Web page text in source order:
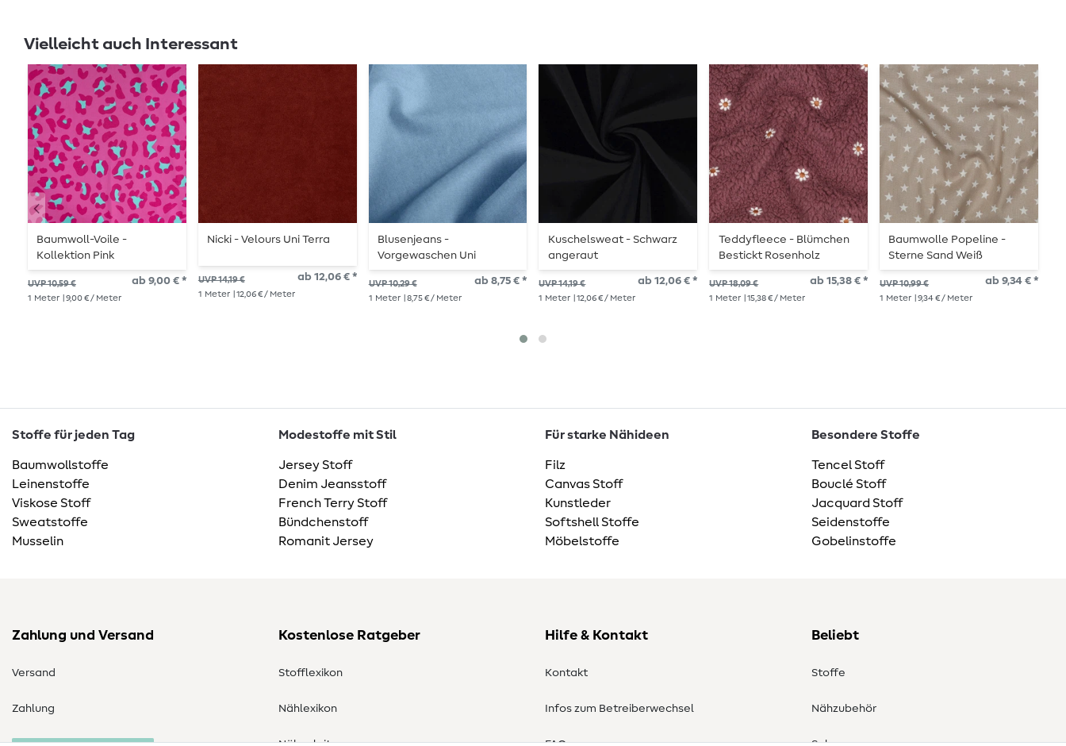
Vielleicht auch Interessant
Baumwoll-Voile -
Kollektion Pink
UVP 10,59 € ab 9,00 € *
1 Meter | 9,00 € / Meter
Nicki - Velours Uni Terra
UVP 14,19 € ab 12,06 € *
1 Meter | 12,06 € / Meter
Blusenjeans -
Vorgewaschen Uni
Hellblau
UVP 10,29 € ab 8,75 € *
1 Meter | 8,75 € / Meter
Kuschelsweat - Schwarz
angeraut
UVP 14,19 € ab 12,06 € *
1 Meter | 12,06 € / Meter
Teddyfleece - Blümchen
Bestickt Rosenholz
UVP 18,09 € ab 15,38 € *
1 Meter | 15,38 € / Meter
Baumwolle Popeline -
Sterne Sand Weiß
UVP 10,99 € ab 9,34 € *
1 Meter | 9,34 € / Meter
Stoffe für jeden Tag
Baumwollstoffe
Leinenstoffe
Viskose Stoff
Sweatstoffe
Musselin
Modestoffe mit Stil
Jersey Stoff
Denim Jeansstoff
French Terry Stoff
Bündchenstoff
Romanit Jersey
Für starke Nähideen
Filz
Canvas Stoff
Kunstleder
Softshell Stoffe
Möbelstoffe
Besondere Stoffe
Tencel Stoff
Bouclé Stoff
Jacquard Stoff
Seidenstoffe
Gobelinstoffe
Zahlung und Versand
Versand
Zahlung
Kostenlose Ratgeber
Stofflexikon
Nählexikon
Hilfe & Kontakt
Kontakt
Infos zum Betreiberwechsel
Beliebt
Stoffe
Nähzubehör